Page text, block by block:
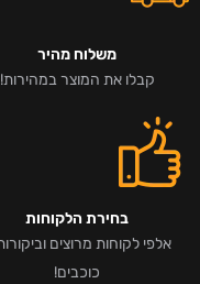
משלוח מהיר
קבלו את המוצר במהירות!
בחירת הלקוחות
כוכבים!